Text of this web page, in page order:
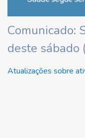
Comunicado:
deste sábado
Atualizações sobre